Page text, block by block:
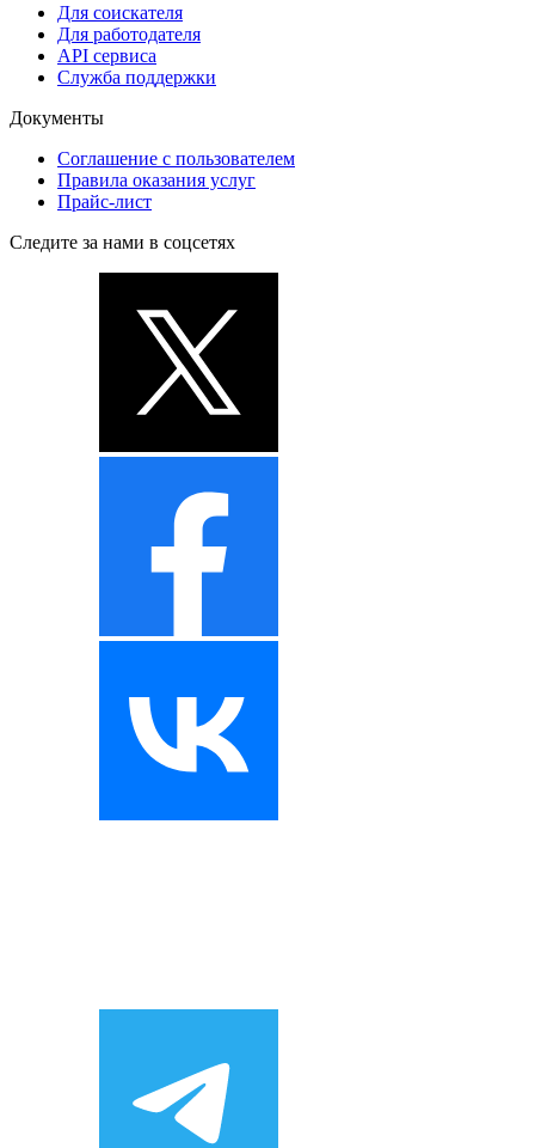
Для соискателя
Для работодателя
API сервиса
Служба поддержки
Документы
Соглашение с пользователем
Правила оказания услуг
Прайс-лист
Следите за нами в соцсетях